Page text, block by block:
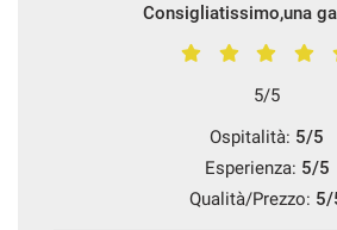
Consigliatissimo,una
5/5
Ospitalità: 5/5
Esperienza: 5/5
Qualità/Prezzo: 5/